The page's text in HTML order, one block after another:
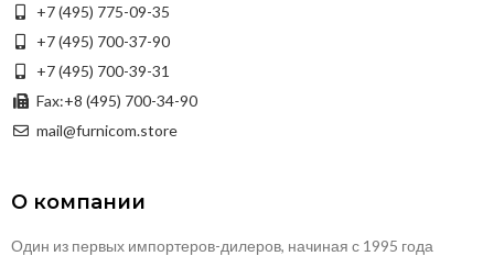
+7 (495) 775-09-35
+7 (495) 700-37-90
+7 (495) 700-39-31
Fax:+8 (495) 700-34-90
mail@furnicom.store
О компании
Один из первых импортеров-дилеров, начиная с 1995 года